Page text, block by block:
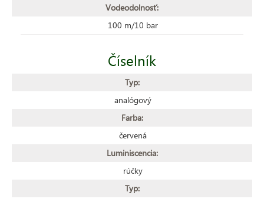
Vodeodolnosť:
100 m/10 bar
Číselník
Typ:
analógový
Farba:
červená
Luminiscencia:
rúčky
Typ: